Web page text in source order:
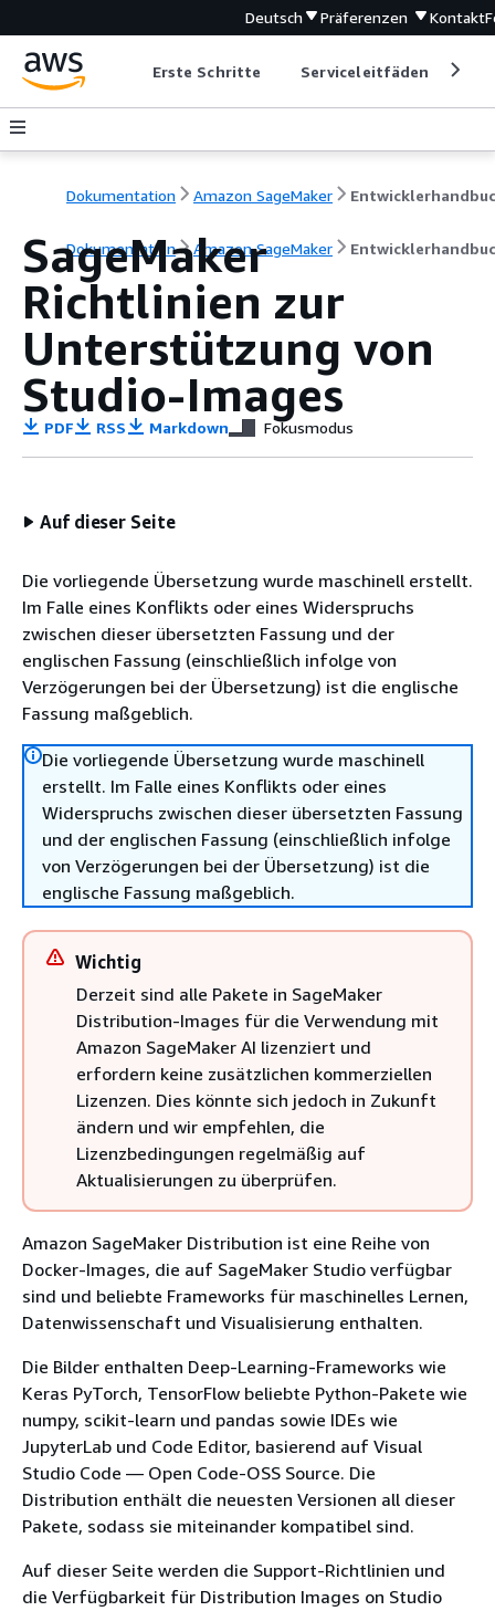
Deutsch Präferenzen Kontakt
Erste Schritte Serviceleitfäden
Dokumentation Amazon SageMaker
Dokumentation Amazon SageMaker
SageMaker
Richtlinien zur
Unterstützung von
Studio-Images
PDF RSS Markdown Fokusmodus
Auf dieser Seite
Die vorliegende Übersetzung wurde maschinell erstellt.
Im Falle eines Konflikts oder eines Widerspruchs
zwischen dieser übersetzten Fassung und der
englischen Fassung (einschließlich infolge von
Verzögerungen bei der Übersetzung) ist die englische
Fassung maßgeblich.
Die vorliegende Übersetzung wurde maschinell
erstellt. Im Falle eines Konflikts oder eines
Widerspruchs zwischen dieser übersetzten Fassung
und der englischen Fassung (einschließlich infolge
von Verzögerungen bei der Übersetzung) ist die
englische Fassung maßgeblich.
Wichtig
Derzeit sind alle Pakete in SageMaker
Distribution-Images für die Verwendung mit
Amazon SageMaker AI lizenziert und
erfordern keine zusätzlichen kommerziellen
Lizenzen. Dies könnte sich jedoch in Zukunft
ändern und wir empfehlen, die
Lizenzbedingungen regelmäßig auf
Aktualisierungen zu überprüfen.
Amazon SageMaker Distribution ist eine Reihe von
Docker-Images, die auf SageMaker Studio verfügbar
sind und beliebte Frameworks für maschinelles Lernen,
Datenwissenschaft und Visualisierung enthalten.
Die Bilder enthalten Deep-Learning-Frameworks wie
Keras PyTorch, TensorFlow beliebte Python-Pakete wie
numpy, scikit-learn und pandas sowie IDEs wie
JupyterLab und Code Editor, basierend auf Visual
Studio Code — Open Code-OSS Source. Die
Distribution enthält die neuesten Versionen all dieser
Pakete, sodass sie miteinander kompatibel sind.
Auf dieser Seite werden die Support-Richtlinien und
die Verfügbarkeit für Distribution Images on Studio